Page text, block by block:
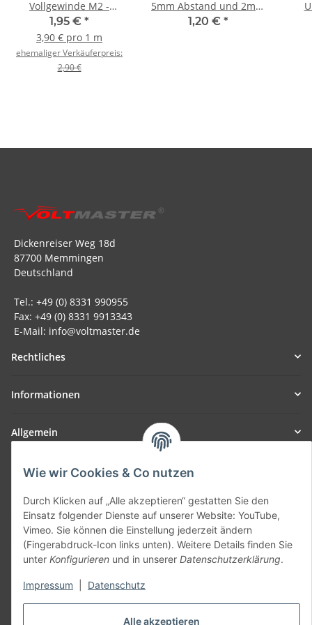
Alle akzeptieren
Wie wir Cookies & Co nutzen
Durch Klicken auf „Alle akzeptieren“ gestatten Sie den
Einsatz folgender Dienste auf unserer Website: YouTube,
Vimeo. Sie können die Einstellung jederzeit ändern
(Fingerabdruck-Icon links unten). Weitere Details finden Sie
unter Konfigurieren und in unserer Datenschutzerklärung.
Impressum Datenschutz
Vollgewinde M2 -
500mm
1,95 € *
3,90 € pro 1 m
ehemaliger Verkäuferpreis:
2,90 €
5mm Abstand und 2mm
Kugelbohrung (1 Stück)
1,20 € *
Dickenreiser Weg 18d
87700 Memmingen
Deutschland
Tel.: +49 (0) 8331 990955
Fax: +49 (0) 8331 9913343
E-Mail: info@voltmaster.de
Rechtliches
Informationen
Allgemein
Teil unseres Netzwerks:
Vertrag widerrufen